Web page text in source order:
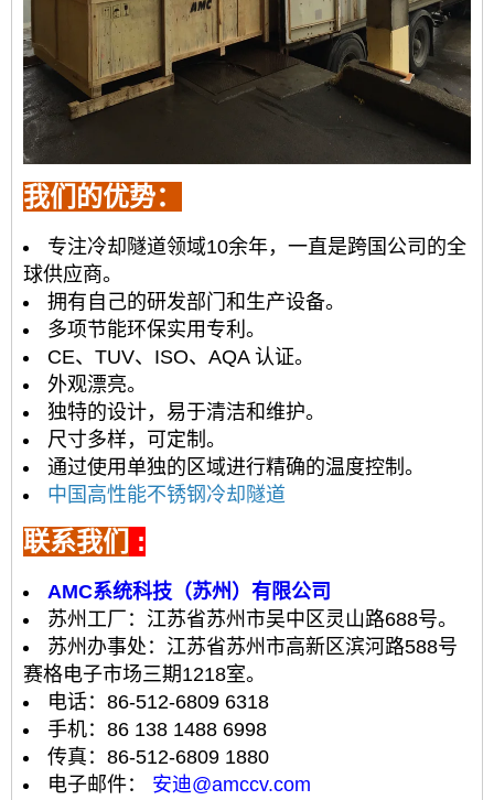
我们的优势：
专注冷却隧道领域10余年，一直是跨国公司的全
球供应商。
拥有自己的研发部门和生产设备。
多项节能环保实用专利。
CE、TUV、ISO、AQA 认证。
外观漂亮。
独特的设计，易于清洁和维护。
尺寸多样，可定制。
通过使用单独的区域进行精确的温度控制。
中国高性能不锈钢冷却隧道
联系我们 :
AMC系统科技（苏州）有限公司
苏州工厂：江苏省苏州市吴中区灵山路688号。
苏州办事处：江苏省苏州市高新区滨河路588号
赛格电子市场三期1218室。
电话：86-512-6809 6318
手机：86 138 1488 6998
传真：86-512-6809 1880
电子邮件： 安迪@amccv.com